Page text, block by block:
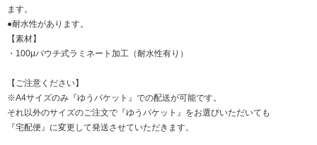
ます。
●耐水性があります。
【素材】
・100μパウチ式ラミネート加工（耐水性有り）
【ご注意ください】
※A4サイズのみ『ゆうパケット』での配送が可能です。
それ以外のサイズのご注文で『ゆうパケット』をお選びいただいても
『宅配便』に変更して発送させていただきます。